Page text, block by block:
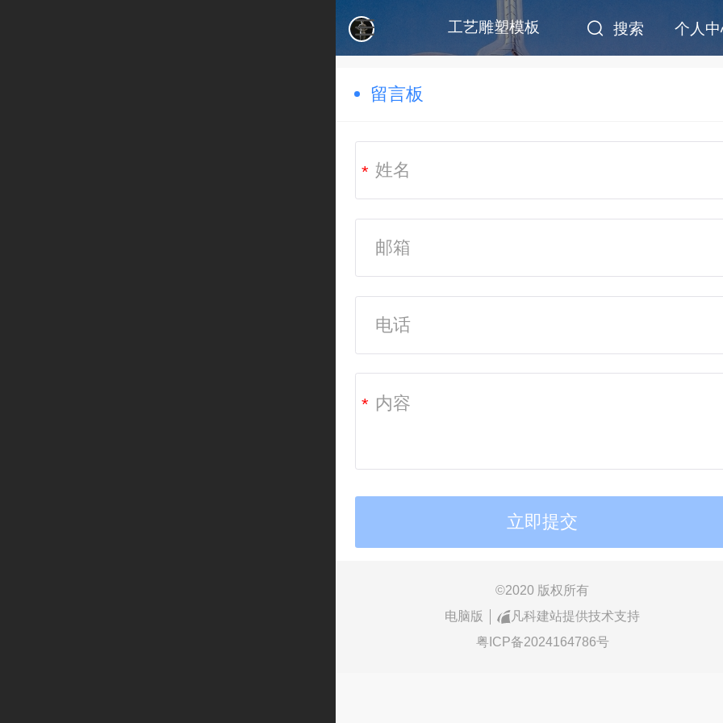
工艺雕塑模板 搜索 个人
留言板
*
*
©2020 版权所有
电脑版
凡科建站提供技术支持
粤ICP备2024164786号